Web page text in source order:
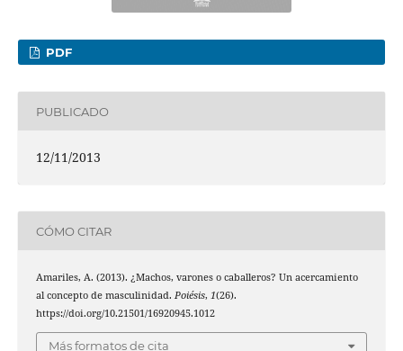
PDF
PUBLICADO
12/11/2013
CÓMO CITAR
Amariles, A. (2013). ¿Machos, varones o caballeros? Un acercamiento
al concepto de masculinidad. Poiésis, 1(26).
https://doi.org/10.21501/16920945.1012
Más formatos de cita